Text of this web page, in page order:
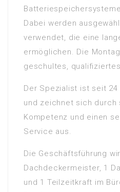
Dabei werden
verwendet, die eine
ermöglichen. Die
geschultes,
Der Spezialist ist seit
und zeichnet sich durch
Kompetenz und einen
Service aus.
Die Geschäftsführung
Dachdeckermeister, 1
und 1 Teilzeitkraft im